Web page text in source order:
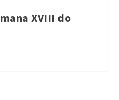
XVIII do